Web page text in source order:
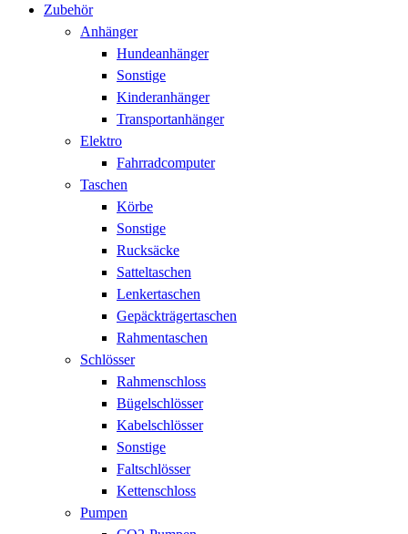
Zubehör
Anhänger
Hundeanhänger
Sonstige
Kinderanhänger
Transportanhänger
Elektro
Fahrradcomputer
Taschen
Körbe
Sonstige
Rucksäcke
Satteltaschen
Lenkertaschen
Gepäckträgertaschen
Rahmentaschen
Schlösser
Rahmenschloss
Bügelschlösser
Kabelschlösser
Sonstige
Faltschlösser
Kettenschloss
Pumpen